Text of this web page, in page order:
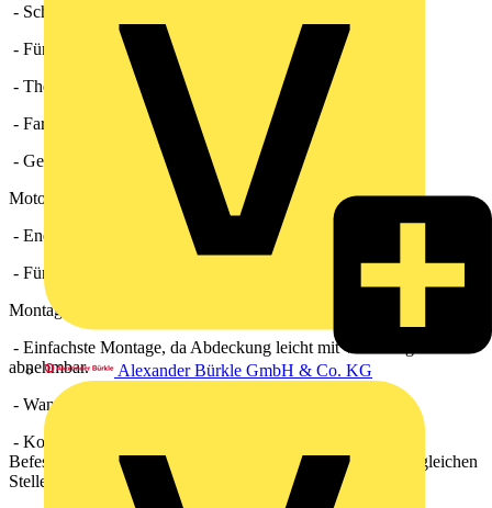
Alexander Bürkle GmbH & Co. KG
- Schutzklasse II.
- Für Dauerbetrieb geeignet.
- Thermischer Überlastungsschutz.
- Farbe verkehrsweiß ähnlich RAL 9016.
- Gehäuse aus schlagfestem Kunststoff.
Motor
- Energiesparender, robuster Motor mit Kugellager, wartungsfrei.
- Für Dauerbetrieb geeignet.
Montagehinweise
- Einfachste Montage, da Abdeckung leicht mit Werkzeug
abnehmbar.
- Wand- und Deckenmontage möglich.
- Kompatibel zu ECA Vorgängermodellen DN 100, da
Befestigungslöcher und Kabeleinführung Unterputz an der gleichen
Stelle.